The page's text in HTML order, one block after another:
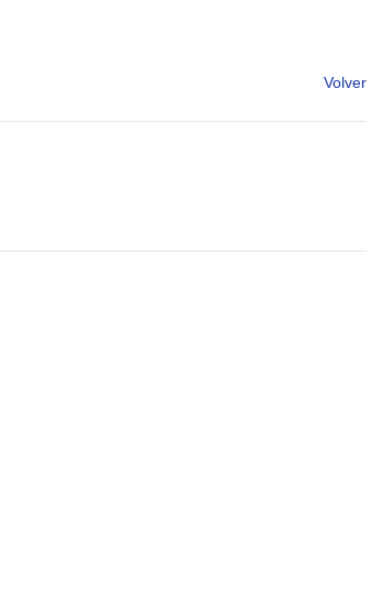
Volver